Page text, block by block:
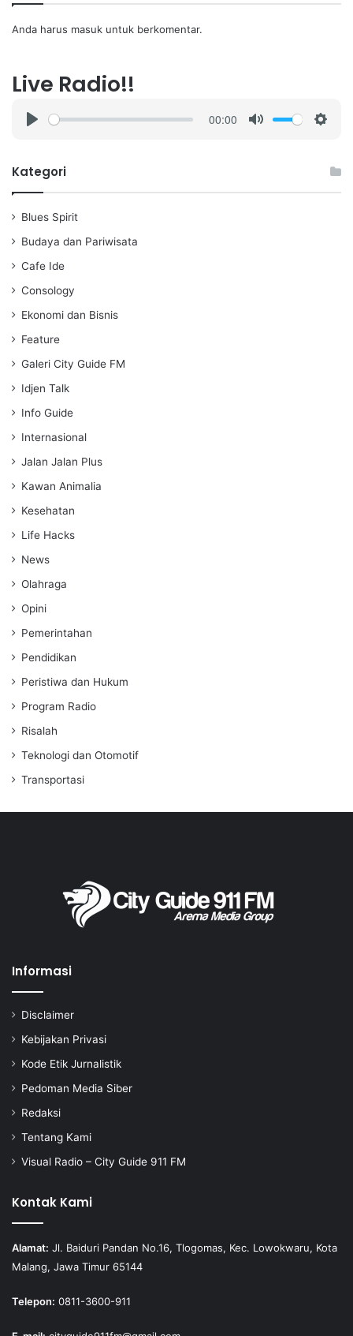
Anda harus masuk untuk berkomentar.
Live Radio!!
a
00:00
Kategori
Blues Spirit
Budaya dan Pariwisata
Cafe Ide
Consology
Ekonomi dan Bisnis
Feature
Galeri City Guide FM
Idjen Talk
Info Guide
Internasional
Jalan Jalan Plus
Kawan Animalia
Kesehatan
Life Hacks
News
Olahraga
Opini
Pemerintahan
Pendidikan
Peristiwa dan Hukum
Program Radio
Risalah
Teknologi dan Otomotif
Transportasi
Informasi
Disclaimer
Kebijakan Privasi
Kode Etik Jurnalistik
Pedoman Media Siber
Redaksi
Tentang Kami
Visual Radio – City Guide 911 FM
Kontak Kami
Alamat: Jl. Baiduri Pandan No.16, Tlogomas, Kec. Lowokwaru, Kota
Malang, Jawa Timur 65144
Telepon: 0811-3600-911